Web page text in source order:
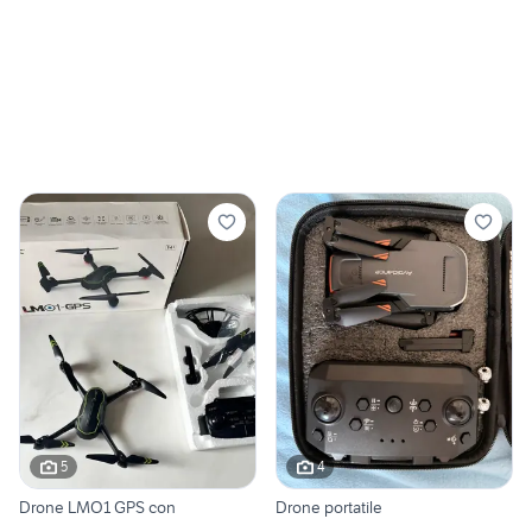
5
Drone LMO1 GPS con
4
Drone portatile